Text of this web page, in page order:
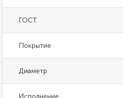
ГОСТ
Покрытие
Диаметр